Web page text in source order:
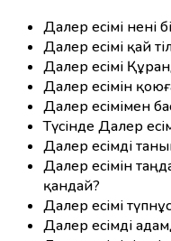
Далер есімі нені
Далер есімі қай
Далер есімі
Далер есімін
Далер есімімен
Түсінде Далер
Далер есімді
Далер есімін
қандай?
Далер есімі
Далер есімді